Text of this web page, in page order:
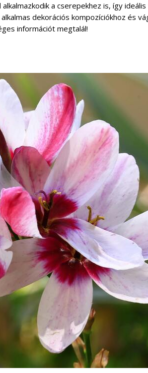
a cserepekhez is, így
dekorációs kompozíciókhoz és
információt megtalál!